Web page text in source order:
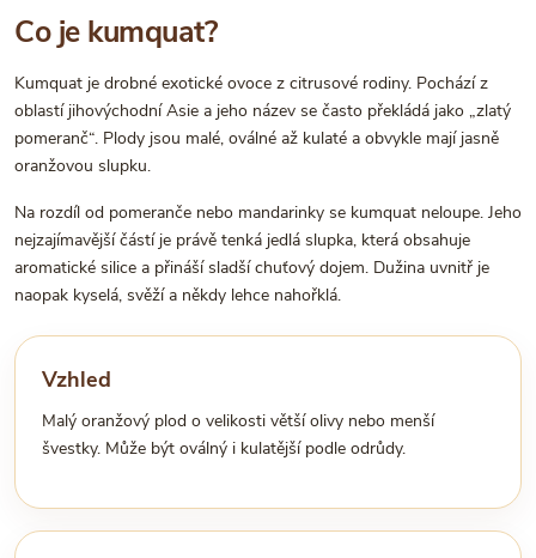
Co je kumquat?
Kumquat je drobné exotické ovoce z citrusové rodiny. Pochází z
oblastí jihovýchodní Asie a jeho název se často překládá jako „zlatý
pomeranč“. Plody jsou malé, oválné až kulaté a obvykle mají jasně
oranžovou slupku.
Na rozdíl od pomeranče nebo mandarinky se kumquat neloupe. Jeho
nejzajímavější částí je právě tenká jedlá slupka, která obsahuje
aromatické silice a přináší sladší chuťový dojem. Dužina uvnitř je
naopak kyselá, svěží a někdy lehce nahořklá.
Vzhled
Malý oranžový plod o velikosti větší olivy nebo menší
švestky. Může být oválný i kulatější podle odrůdy.